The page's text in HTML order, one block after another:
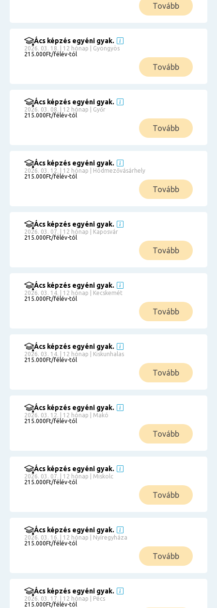
Tovább
Ács képzés egyéni gyak.
2026. 03. 18. | 12 hónap | Gyöngyös
215.000Ft/félév-tól
Tovább
Ács képzés egyéni gyak.
2026. 03. 08. | 12 hónap | Győr
215.000Ft/félév-tól
Tovább
Ács képzés egyéni gyak.
2026. 03. 12. | 12 hónap | Hódmezővásárhely
215.000Ft/félév-tól
Tovább
Ács képzés egyéni gyak.
2026. 03. 07. | 12 hónap | Kaposvár
215.000Ft/félév-tól
Tovább
Ács képzés egyéni gyak.
2026. 03. 14. | 12 hónap | Kecskemét
215.000Ft/félév-tól
Tovább
Ács képzés egyéni gyak.
2026. 03. 14. | 12 hónap | Kiskunhalas
215.000Ft/félév-tól
Tovább
Ács képzés egyéni gyak.
2026. 03. 12. | 12 hónap | Makó
215.000Ft/félév-tól
Tovább
Ács képzés egyéni gyak.
2026. 03. 07. | 12 hónap | Miskolc
215.000Ft/félév-tól
Tovább
Ács képzés egyéni gyak.
2026. 03. 16. | 12 hónap | Nyíregyháza
215.000Ft/félév-tól
Tovább
Ács képzés egyéni gyak.
2026. 03. 17. | 12 hónap | Pécs
215.000Ft/félév-tól